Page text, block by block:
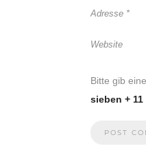
Adresse *
Website
Bitte gib
sieben + 11